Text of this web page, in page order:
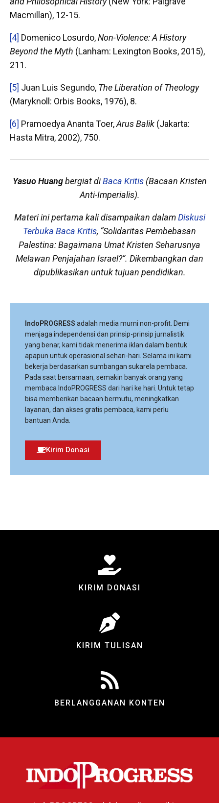
Macmillan), 12-15.
[4] Domenico Losurdo,Non-Violence: A History
Beyond the Myth (Lanham: Lexington Books, 2015),
211.
[5] Juan Luis Segundo, The Liberation of Theology
(Maryknoll: Orbis Books, 1976), 8.
[6] Pramoedya Ananta Toer,Arus Balik (Jakarta:
Hasta Mitra, 2002), 750.
Yasuo Huangbergiat diBaca Kritis(Bacaan Kristen
Anti-Imperialis).
Materi ini pertama kali disampaikan dalamDiskusi
Terbuka Baca Kritis, “Solidaritas Pembebasan
Palestina: Bagaimana Umat Kristen Seharusnya
Melawan Penjajahan Israel?”. Dikembangkan dan
dipublikasikan untuk tujuan pendidikan.
IndoPROGRESS adalah media murni non-profit. Demi
menjaga independensi dan prinsip-prinsip jurnalistik
yang benar, kami tidak menerima iklan dalam bentuk
apapun untuk operasional sehari-hari. Selama ini kami
bekerja berdasarkan sumbangan sukarela pembaca.
Pada saat bersamaan, semakin banyak orang yang
membaca IndoPROGRESS dari hari ke hari. Untuk tetap
bisa memberikan bacaan bermutu, meningkatkan
layanan, dan akses gratis pembaca, kami perlu
bantuan Anda.
Kirim Donasi
KIRIM DONASI
KIRIM TULISAN
BERLANGGANAN KONTEN